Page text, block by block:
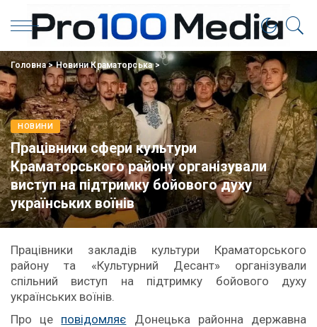
Головна>Новини Краматорська>
НОВИНИ
Працівники сфери культури
Краматорського району організували
виступ на підтримку бойового духу
українських воїнів
Працівники закладів культури Краматорського
району та «Культурний Десант» організували
спільний виступ на підтримку бойового духу
українських воїнів.
Про це повідомляє Донецька районна державна